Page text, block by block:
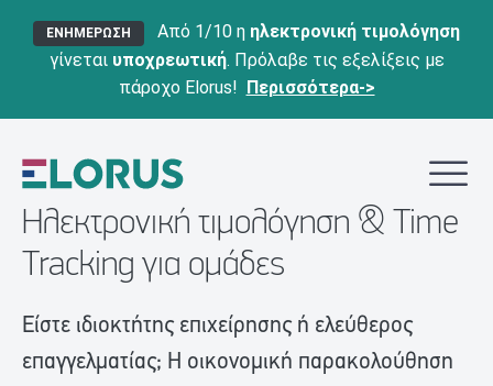
ΕΝΗΜΕΡΩΣΗ Από 1/10 η ηλεκτρονική τιμολόγηση
γίνεται υποχρεωτική. Πρόλαβε τις εξελίξεις με
πάροχο Elorus! Περισσότερα->
Ηλεκτρονική τιμολόγηση & Time
Tracking για ομάδες
Είστε ιδιοκτήτης επιχείρησης ή ελεύθερος
επαγγελματίας; Η οικονομική παρακολούθηση